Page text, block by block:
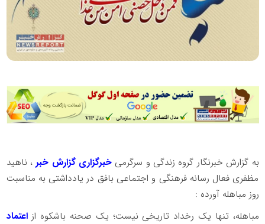
به گزارش خبرنگار گروه زندگی و سرگرمی خبرگزاری گزارش خبر ، ناهید
مظفری فعال رسانه فرهنگی و اجتماعی بافق در یادداشتی به مناسبت
روز مباهله آورده :
مباهله، تنها یک رخداد تاریخی نیست؛ یک صحنه باشکوه از اعتماد